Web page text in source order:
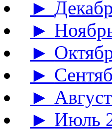
►
►
►
►
►
► Июль